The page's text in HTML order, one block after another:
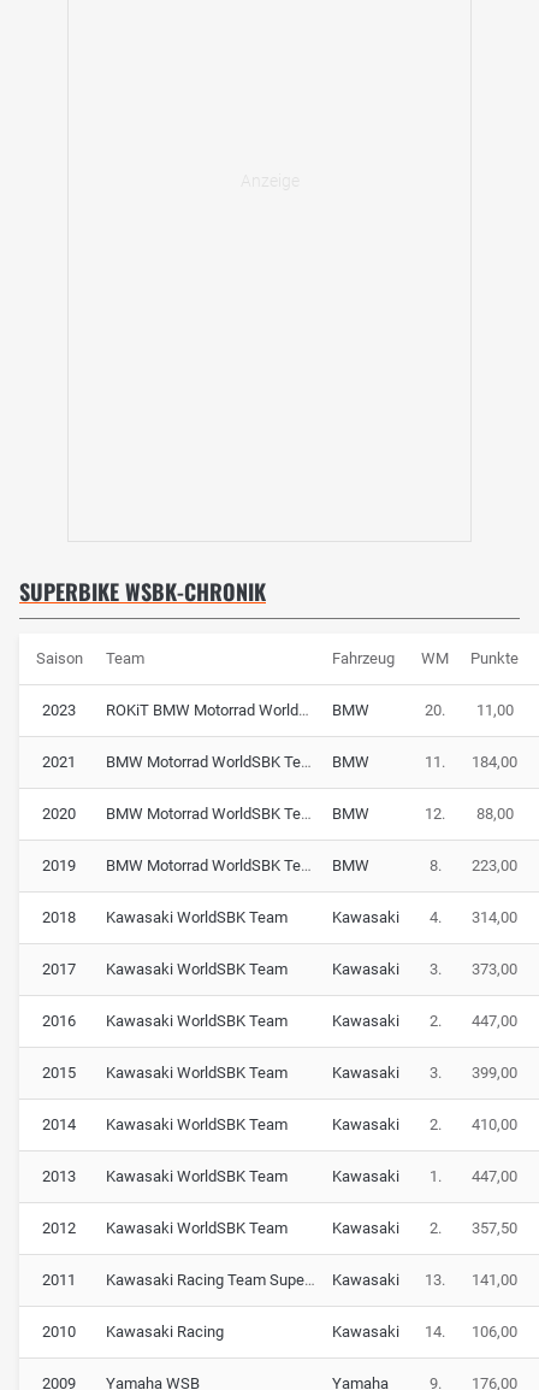
SUPERBIKE WSBK-CHRONIK
Saison Team Fahrzeug WM Punkte
2023 ROKiT BMW Motorrad WorldSBK Team BMW 20. 11,00
2021 BMW Motorrad WorldSBK Team BMW 11. 184,00
2020 BMW Motorrad WorldSBK Team BMW 12. 88,00
2019 BMW Motorrad WorldSBK Team BMW 8. 223,00
2018 Kawasaki WorldSBK Team Kawasaki 4. 314,00
2017 Kawasaki WorldSBK Team Kawasaki 3. 373,00
2016 Kawasaki WorldSBK Team Kawasaki 2. 447,00
2015 Kawasaki WorldSBK Team Kawasaki 3. 399,00
2014 Kawasaki WorldSBK Team Kawasaki 2. 410,00
2013 Kawasaki WorldSBK Team Kawasaki 1. 447,00
2012 Kawasaki WorldSBK Team Kawasaki 2. 357,50
2011 Kawasaki Racing Team Superbike Kawasaki 13. 141,00
2010 Kawasaki Racing Kawasaki 14. 106,00
2009 Yamaha WSB Yamaha 9. 176,00